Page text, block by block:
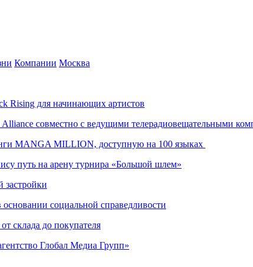
Компании Москва
Rising для начинающих артистов
совместно с ведущими телерадиовещательными
MANGA MILLION, доступную на 100 языках
путь на арену турнира «Большой шлем»
застройки
социальной справедливости
склада до покупателя
Глобал Медиа Групп»